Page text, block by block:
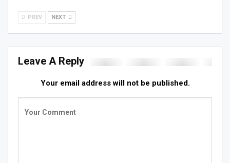
PREV NEXT
Leave A Reply
Your email address will not be published.